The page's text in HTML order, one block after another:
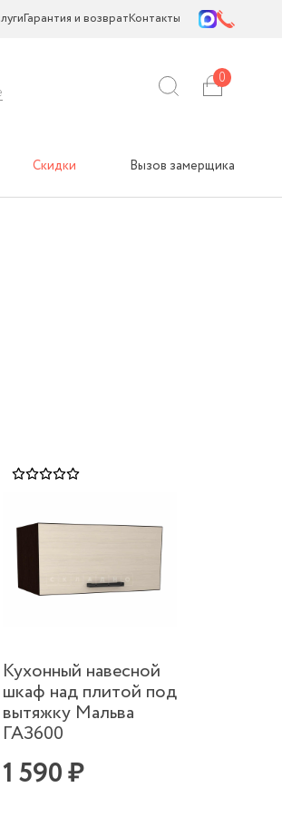
Гарантия и возвратКонтакты
0
Скидки Вызов замерщика
Кухонный навесной
шкаф над плитой под
вытяжку Мальва
ГАЗ600
1 590 ₽